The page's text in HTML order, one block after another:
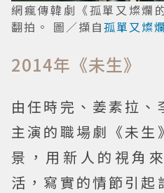
網瘋傳韓劇《孤單又燦爛
翻拍。 圖／擷自孤單又燦
2014年《未生》
由任時完、姜素拉、
主演的職場劇《未生
景，用新人的視角
活，寫實的情節引起